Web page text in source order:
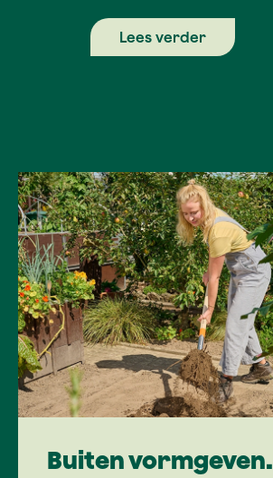
Lees verder
Buiten vormgeven.